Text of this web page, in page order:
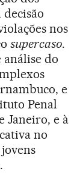
nos
supercaso.
análise do
e
Penal
Janeiro, e à
no